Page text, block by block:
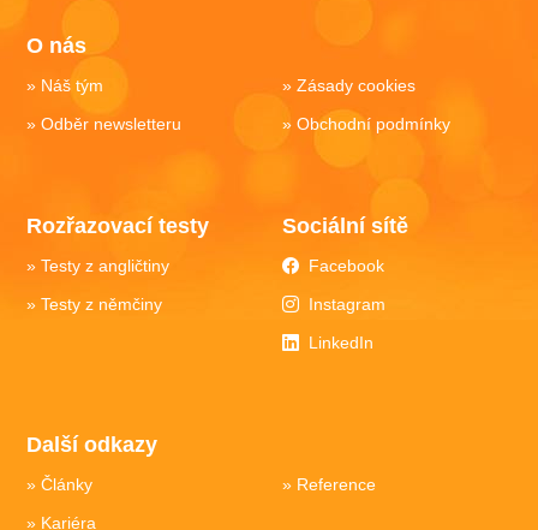
O nás
Náš tým
Odběr newsletteru
Zásady cookies
Obchodní podmínky
Rozřazovací testy
Testy z angličtiny
Testy z němčiny
Sociální sítě
Facebook
Instagram
LinkedIn
Další odkazy
Články
Kariéra
Reference